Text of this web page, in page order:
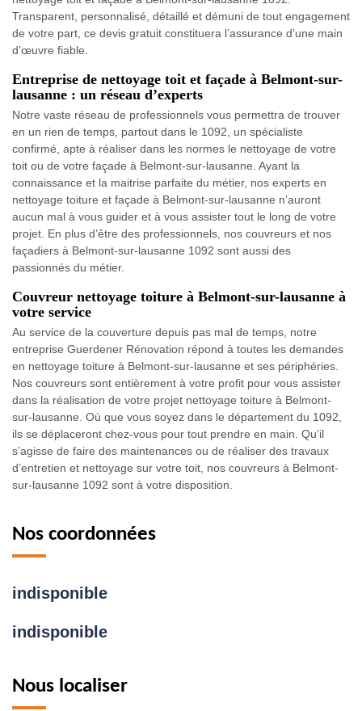
Transparent, personnalisé, détaillé et démuni de tout engagement
de votre part, ce devis gratuit constituera l’assurance d’une main
d’œuvre fiable.
Entreprise de nettoyage toit et façade à Belmont-sur-
lausanne : un réseau d’experts
Notre vaste réseau de professionnels vous permettra de trouver
en un rien de temps, partout dans le 1092, un spécialiste
confirmé, apte à réaliser dans les normes le nettoyage de votre
toit ou de votre façade à Belmont-sur-lausanne. Ayant la
connaissance et la maitrise parfaite du métier, nos experts en
nettoyage toiture et façade à Belmont-sur-lausanne n’auront
aucun mal à vous guider et à vous assister tout le long de votre
projet. En plus d’être des professionnels, nos couvreurs et nos
façadiers à Belmont-sur-lausanne 1092 sont aussi des
passionnés du métier.
Couvreur nettoyage toiture à Belmont-sur-lausanne à
votre service
Au service de la couverture depuis pas mal de temps, notre
entreprise Guerdener Rénovation répond à toutes les demandes
en nettoyage toiture à Belmont-sur-lausanne et ses périphéries.
Nos couvreurs sont entièrement à votre profit pour vous assister
dans la réalisation de votre projet nettoyage toiture à Belmont-
sur-lausanne. Où que vous soyez dans le département du 1092,
ils se déplaceront chez-vous pour tout prendre en main. Qu’il
s’agisse de faire des maintenances ou de réaliser des travaux
d’entretien et nettoyage sur votre toit, nos couvreurs à Belmont-
sur-lausanne 1092 sont à votre disposition.
Nos coordonnées
indisponible
indisponible
Nous localiser